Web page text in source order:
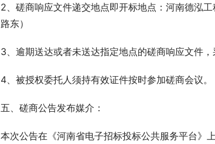
2、磋商响应文件递交地点即开标地点：河南德泓
路东）
3、逾期送达或者未送达指定地点的磋商响应文件，
4、被授权委托人须持有效证件按时参加磋商会议。
五、磋商公告发布媒介：
本次公告在《河南省电子招标投标公共服务平台》